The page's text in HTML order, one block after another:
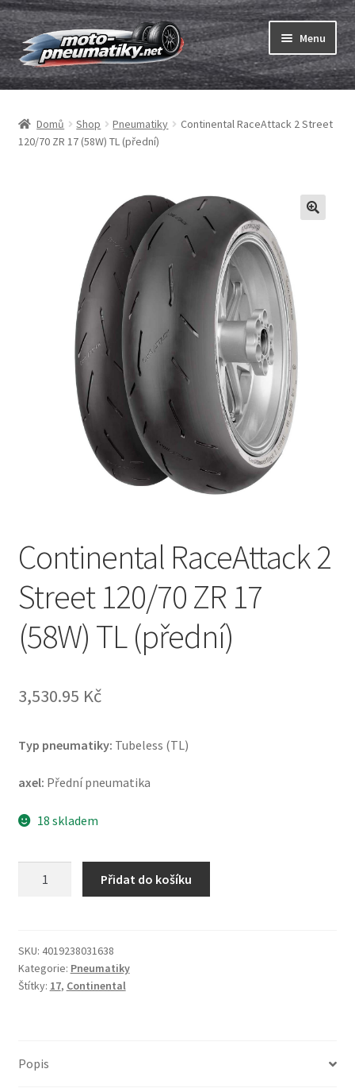
Přeskočit
na
navigaci
Přejít
k
obsahu
webu
Menu
Pneumatiky
Expand
menu
Duše & ráfkové pásky
Expand
menu
Domů Shop Pneumatiky
Continental RaceAttack 2 Street
120/70 ZR 17 (58W) TL (přední)
Continental RaceAttack 2
Street 120/70 ZR 17
(58W) TL (přední)
3,530.95 Kč
Typ pneumatiky: Tubeless (TL)
axel: Přední pneumatika
18 skladem
120/70
ZR
17
množství
Přidat do košíku
SKU: 4019238031638
Kategorie: Pneumatiky
Štítky: 17, Continental
Popis